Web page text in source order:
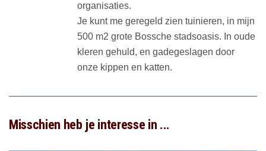
organisaties.
Je kunt me geregeld zien tuinieren, in mijn
500 m2 grote Bossche stadsoasis. In oude
kleren gehuld, en gadegeslagen door
onze kippen en katten.
Misschien heb je interesse in ...